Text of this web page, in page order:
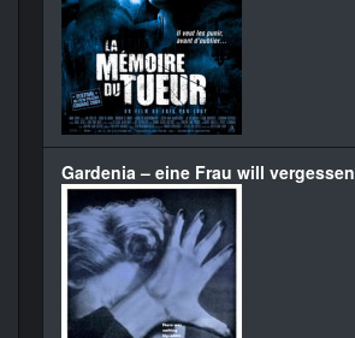
Gardenia – eine Frau will vergessen